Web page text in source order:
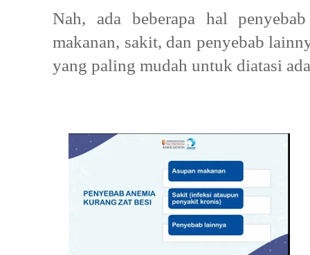
Nah, ada beberapa hal
makanan, sakit, dan penyebab
yang paling mudah untuk diatasi